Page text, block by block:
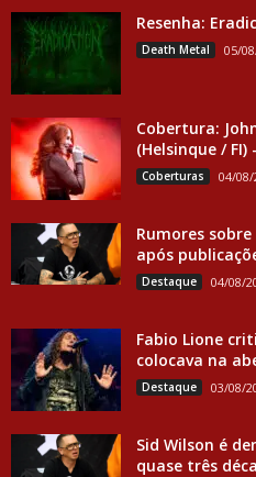
Resenha:
Death Metal 05/
Cobertura:
(Helsinque / FI)
Coberturas 04/08/
Rumores
após
Destaque 04/08/
Fabio Lione
colocava na
Destaque 03/08/
Sid Wilson é
quase três